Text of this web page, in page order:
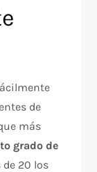
de
más
grado de
20 los